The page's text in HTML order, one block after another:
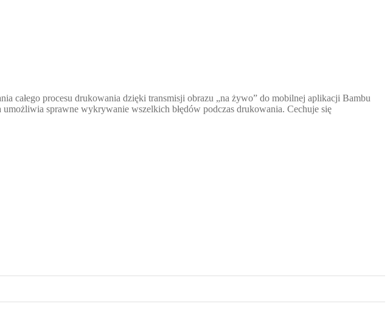
całego procesu drukowania dzięki transmisji obrazu „na żywo” do mobilnej aplikacji Bambu
sprawne wykrywanie wszelkich błędów podczas drukowania. Cechuje się